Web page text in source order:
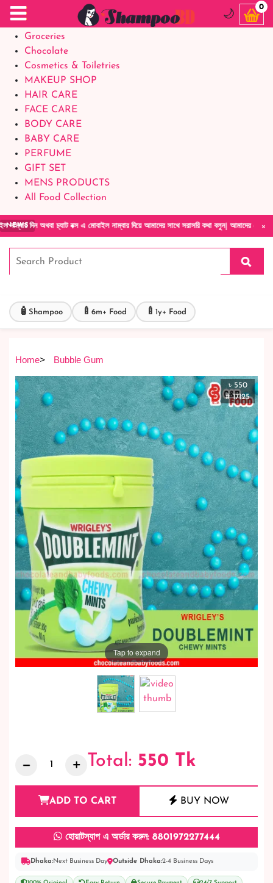
Food Supplements
Baby Foods
Groceries
Chocolate
Cosmetics & Toiletries
MAKEUP SHOP
HAIR CARE
FACE CARE
BODY CARE
BABY CARE
PERFUME
GIFT SET
MENS PRODUCTS
All Food Collection
×
NEWS
চ্যাট বক্স এ মোবাইল নাম্বার দিয়ে আমাদের সাথে সরাসরি কথা বলুন| আমাদের যেকোনো পণ্য
🌙
0
🧴 Shampoo 🍼 6m+ Food 🍼 1y+ Food
Home> Bubble Gum
৳ 550
# 17125
Tap to expand
Total: 550 Tk
ADD TO CART BUY NOW
হোয়াটস্যাপ এ অর্ডার করুন: 8801972277444
Dhaka:Next Business Day Outside Dhaka:2-4 Business Days